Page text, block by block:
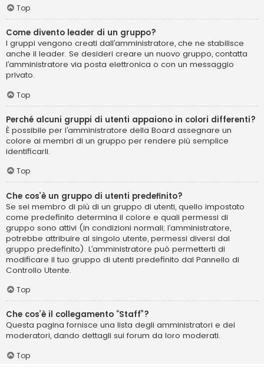
Top
Come divento leader di un gruppo?
I gruppi vengono creati dall’amministratore, che ne stabilisce
anche il leader. Se desideri creare un nuovo gruppo, contatta
l’amministratore via posta elettronica o con un messaggio
privato.
Top
Perché alcuni gruppi di utenti appaiono in colori differenti?
È possibile per l’amministratore della Board assegnare un
colore ai membri di un gruppo per rendere più semplice
identificarli.
Top
Che cos’è un gruppo di utenti predefinito?
Se sei membro di più di un gruppo di utenti, quello impostato
come predefinito determina il colore e quali permessi di
gruppo sono attivi (in condizioni normali; l’amministratore,
potrebbe attribuire al singolo utente, permessi diversi dal
gruppo predefinito). L’amministratore può permetterti di
modificare il tuo gruppo di utenti predefinito dal Pannello di
Controllo Utente.
Top
Che cos’è il collegamento “Staff”?
Questa pagina fornisce una lista degli amministratori e dei
moderatori, dando dettagli sui forum da loro moderati.
Top